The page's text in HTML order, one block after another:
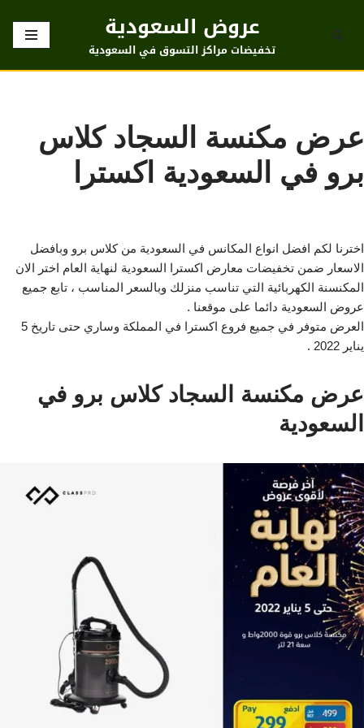
تخطى
عروض السعودية
تخفيضات مراكز التسوق في السعودية
عرض مكنسة السجاد كلاس
برو في السعودية اكسترا
اخترنا لكم افضل انواع المكانس في السعودية من كلاس برو وبافضل
الاسعار ضمن تخفيضات معارض اكسترا السعودية لنهاية العام اختر الان
المكنسنة الكهربائية التي تناسب منزلك وبالسعر المناسب ، تابع جميع
عروض السعودية دائما على موقعنا .
العرض متوفر في جميع فروع اكسترا في المملكة وساري حتى تاريخ 5
يناير 2022 .
عرض مكنسة السجاد كلاس برو في
السعودية